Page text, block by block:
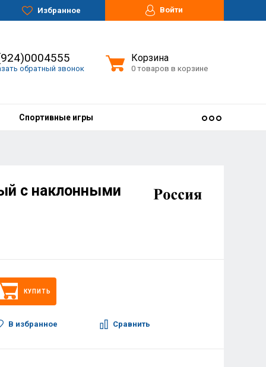
Избранное Войти
обратный звонок
Корзина
0 товаров в корзине
Спортивные игры
с наклонными
КУПИТЬ
В избранное Сравнить